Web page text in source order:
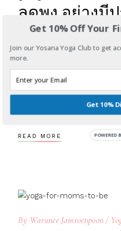
ลดพุง อย่างมี
พร้อมโชว์เอว
การรับประทานอาหารที่เหมาะ
ออกกำลังกายที่ดี จะช่วยให้คุ
ได้เป็นอย่างมาก กุญแจดอกสำ
หน้าท้องคือ การฝึกการออกกำ
และออกแรงกดบริเวณท้องขอ
READ MORE
By Warunee Jamroenpoon
Get 10% Off Your
Join our Yosana Yoga Club to get
more.
Get 10%